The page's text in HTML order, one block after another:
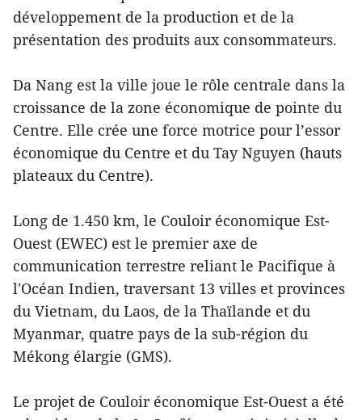
développement de la production et de la
présentation des produits aux consommateurs.
Da Nang est la ville joue le rôle centrale dans la
croissance de la zone économique de pointe du
Centre. Elle crée une force motrice pour l’essor
économique du Centre et du Tay Nguyen (hauts
plateaux du Centre).
Long de 1.450 km, le Couloir économique Est-
Ouest (EWEC) est le premier axe de
communication terrestre reliant le Pacifique à
l'Océan Indien, traversant 13 villes et provinces
du Vietnam, du Laos, de la Thaïlande et du
Myanmar, quatre pays de la sub-région du
Mékong élargie (GMS).
Le projet de Couloir économique Est-Ouest a été